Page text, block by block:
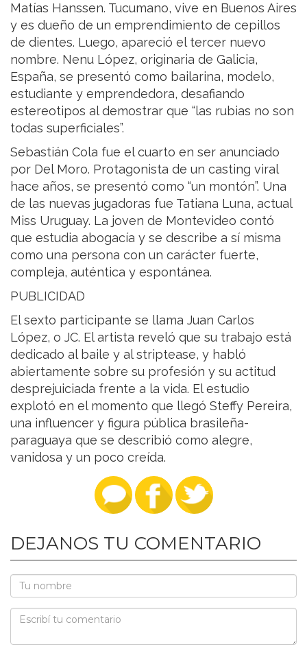
Matías Hanssen. Tucumano, vive en Buenos Aires
y es dueño de un emprendimiento de cepillos
de dientes. Luego, apareció el tercer nuevo
nombre. Nenu López, originaria de Galicia,
España, se presentó como bailarina, modelo,
estudiante y emprendedora, desafiando
estereotipos al demostrar que “las rubias no son
todas superficiales”.
Sebastián Cola fue el cuarto en ser anunciado
por Del Moro. Protagonista de un casting viral
hace años, se presentó como “un montón”. Una
de las nuevas jugadoras fue Tatiana Luna, actual
Miss Uruguay. La joven de Montevideo contó
que estudia abogacía y se describe a sí misma
como una persona con un carácter fuerte,
compleja, auténtica y espontánea.
PUBLICIDAD
El sexto participante se llama Juan Carlos
López, o JC. El artista reveló que su trabajo está
dedicado al baile y al striptease, y habló
abiertamente sobre su profesión y su actitud
desprejuiciada frente a la vida. El estudio
explotó en el momento que llegó Steffy Pereira,
una influencer y figura pública brasileña-
paraguaya que se describió como alegre,
vanidosa y un poco creída.
DEJANOS TU COMENTARIO